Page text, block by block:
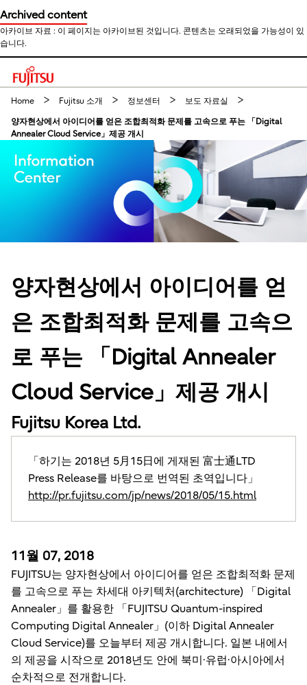
Archived content
아카이브 자료 : 이 페이지는 아카이브된 것입니다. 콘텐츠는 오래되었을 가능성이 있
습니다.
This is a skip link click here to skip to main contents
Home Fujitsu 소개 정보센터 보도 자료실
양자현상에서 아이디어를 얻은 조합최적화 문제를 고속으로 푸는 「Digital
Annealer Cloud Service」제공 개시
양자현상에서 아이디어를 얻
은 조합최적화 문제를 고속으
로 푸는 「Digital Annealer
Cloud Service」제공 개시
Fujitsu Korea Ltd.
「하기는 2018년 5月15日에 게재된 富士通LTD
Press Release를 바탕으로 번역된 초역입니다」
http://pr.fujitsu.com/jp/news/2018/05/15.html
11월 07, 2018
FUJITSU는 양자현상에서 아이디어를 얻은 조합최적화 문제
를 고속으로 푸는 차세대 아키텍처(architecture) 「Digital
Annealer」를 활용한 「FUJITSU Quantum-inspired
Computing Digital Annealer」(이하 Digital Annealer
Cloud Service)를 오늘부터 제공 개시합니다. 일본 내에서
의 제공을 시작으로 2018년도 안에 북미·유럽·아시아에서
순차적으로 전개합니다.